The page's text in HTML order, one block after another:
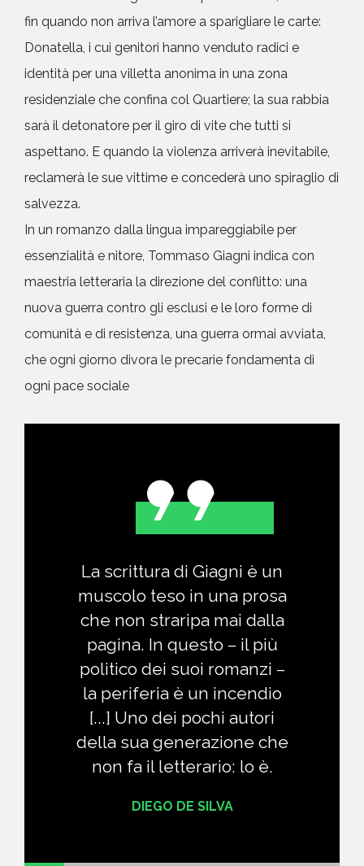
fin quando non arriva l’amore a sparigliare le carte:
Donatella, i cui genitori hanno venduto radici e
identità per una villetta anonima in una zona
residenziale che confina col Quartiere; la sua rabbia
sarà il detonatore per il giro di vite che tutti si
aspettano. E quando la violenza arriverà inevitabile,
reclamerà le sue vittime e concederà uno spiraglio di
salvezza.
In un romanzo dalla lingua impareggiabile per
essenzialità e nitore, Tommaso Giagni indica con
maestria letteraria la direzione del conflitto: una
nuova guerra contro gli esclusi e le loro forme di
comunità e di resistenza, una guerra ormai avviata,
che ogni giorno divora le precarie fondamenta di
ogni pace sociale
La scrittura di Giagni è un
muscolo teso in una prosa
che non straripa mai dalla
pagina. In questo – il più
politico dei suoi romanzi –
la periferia è un incendio
[...] Uno dei pochi autori
della sua generazione che
non fa il letterario: lo è.
DIEGO DE SILVA